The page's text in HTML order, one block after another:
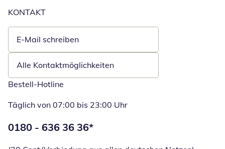
KONTAKT
E-Mail schreiben
Öffnet E-Mail-Client
Alle Kontaktmöglichkeiten
Bestell-Hotline
Täglich von 07:00 bis 23:00 Uhr
Telefonnummer:
0180 - 636 36 36*